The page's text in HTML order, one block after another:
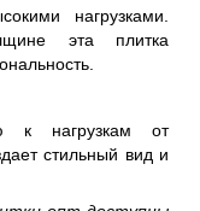
нагрузками.
эта плитка
к нагрузкам от
стильный вид и